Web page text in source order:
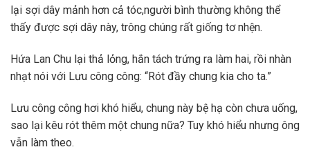
lại sợi dây mảnh hơn cả tóc,người bình thường không thể
thấy được sợi dây này, trông chúng rất giống tơ nhện.
Hứa Lan Chu lại thả lỏng, hắn tách trứng ra làm hai, rồi nhàn
nhạt nói với Lưu công công: “Rót đầy chung kia cho ta.”
Lưu công công hơi khó hiểu, chung này bệ hạ còn chưa uống,
sao lại kêu rót thêm một chung nữa? Tuy khó hiểu nhưng ông
vẫn làm theo.